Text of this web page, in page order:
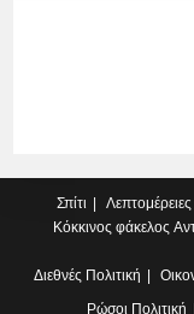
Σπίτι
Κόκκινος φάκελος
Διεθνές Πολιτική
Ρώσοι Πολιτική